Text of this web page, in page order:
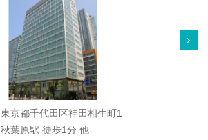
東京都千代田区神田相生町1
秋葉原駅 徒歩1分 他